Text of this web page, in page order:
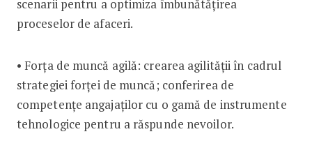
scenarii pentru a optimiza îmbunătățirea
proceselor de afaceri.
• Forța de muncă agilă: crearea agilității în cadrul
strategiei forței de muncă; conferirea de
competențe angajaților cu o gamă de instrumente
tehnologice pentru a răspunde nevoilor.